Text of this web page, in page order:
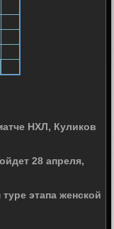
НХЛ, Куликов
28 апреля,
этапа женской